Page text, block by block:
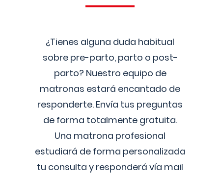
¿Tienes alguna duda habitual
sobre pre-parto, parto o post-
parto? Nuestro equipo de
matronas estará encantado de
responderte. Envía tus preguntas
de forma totalmente gratuita.
Una matrona profesional
estudiará de forma personalizada
tu consulta y responderá vía mail